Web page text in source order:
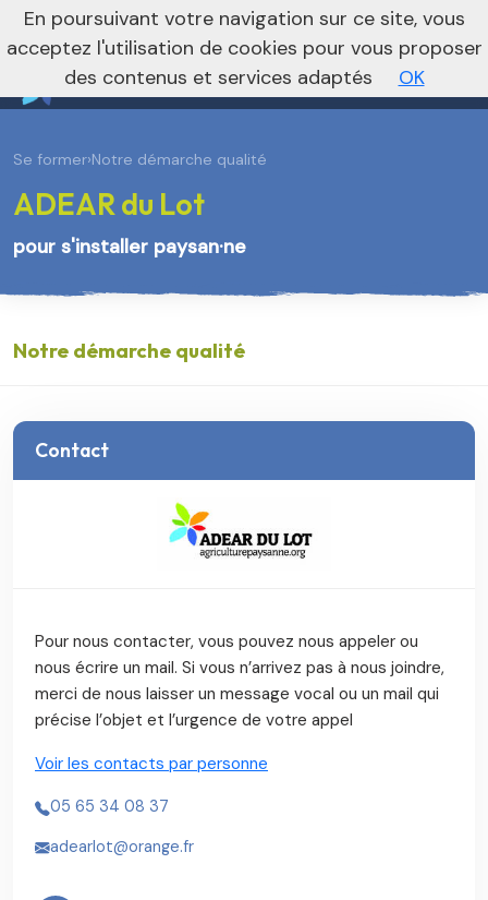
Vers le site national
Se former›Notre démarche qualité
ADEAR du Lot
pour s'installer paysan·ne
Notre démarche qualité
Contact
Pour nous contacter, vous pouvez nous appeler ou
nous écrire un mail. Si vous n’arrivez pas à nous joindre,
merci de nous laisser un message vocal ou un mail qui
précise l’objet et l’urgence de votre appel
Voir les contacts par personne
05 65 34 08 37
adearlot@orange.fr
En poursuivant votre navigation sur ce site, vous
acceptez l'utilisation de cookies pour vous proposer
des contenus et services adaptés
OK